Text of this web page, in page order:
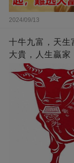
2024/09/13
十牛九富，天生
大貴，人生贏家